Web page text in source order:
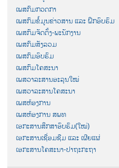
ເພສກົມກວດກາ
ເພສກົມຂໍ້ມູນຂ່າວສານ ແລະ ຝຶກອົບຮົມ
ເພສກົມຈັດຕັ້ງ-ພະນັກງານ
ເພສກົມສັງລວມ
ເພສກົມອົບຮົມ
ເພສກົມໂຄສະນາ
ເພສວາລະສານອະລຸນໃໝ່
ເພສວາລະສານໂຄສະນາ
ເພສຫ້ອງການ
ເພສຫ້ອງການ ສພທ
ເອກະສານສຶກສາອົບຮົມ(ໃໝ່)
ເອກະສານເຊື່ອມຊືມ ແລະ ເຜີຍແຜ່
ເອກະສານໂຄສະນາ-ປາຖະກະຖາ